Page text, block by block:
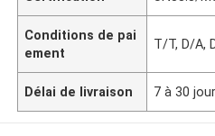
Conditions de pai
ement
T/T, D/A,
Délai de livraison 7 à 30